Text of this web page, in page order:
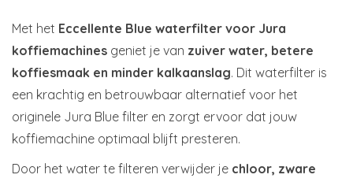
Met het Eccellente Blue waterfilter voor Jura
koffiemachines geniet je van zuiver water, betere
koffiesmaak en minder kalkaanslag. Dit waterfilter is
een krachtig en betrouwbaar alternatief voor het
originele Jura Blue filter en zorgt ervoor dat jouw
koffiemachine optimaal blijft presteren.
Door het water te filteren verwijder je chloor, zware